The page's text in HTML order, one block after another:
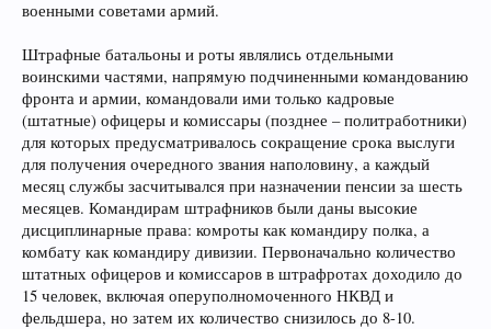
военными советами армий.
Штрафные батальоны и роты являлись отдельными
воинскими частями, напрямую подчиненными командованию
фронта и армии, командовали ими только кадровые
(штатные) офицеры и комиссары (позднее – политработники)
для которых предусматривалось сокращение срока выслуги
для получения очередного звания наполовину, а каждый
месяц службы засчитывался при назначении пенсии за шесть
месяцев. Командирам штрафников были даны высокие
дисциплинарные права: комроты как командиру полка, а
комбату как командиру дивизии. Первоначально количество
штатных офицеров и комиссаров в штрафротах доходило до
15 человек, включая оперуполномоченного НКВД и
фельдшера, но затем их количество снизилось до 8-10.